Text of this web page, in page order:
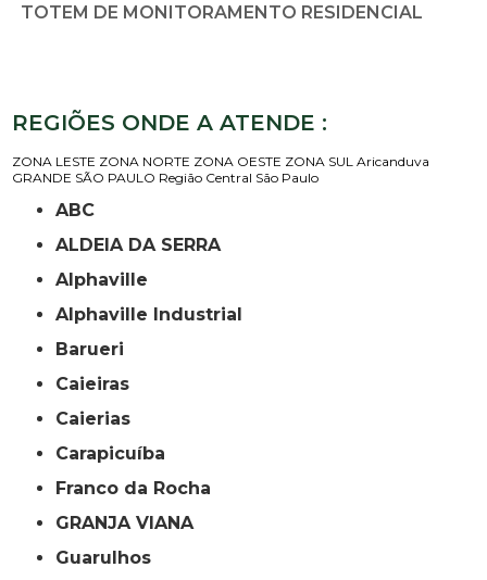
TOTEM DE MONITORAMENTO RESIDENCIAL
REGIÕES ONDE A ATENDE :
ZONA LESTE ZONA NORTE ZONA OESTE ZONA SUL Aricanduva
GRANDE SÃO PAULO Região Central São Paulo
ABC
ALDEIA DA SERRA
Alphaville
Alphaville Industrial
Barueri
Caieiras
Caierias
Carapicuíba
Franco da Rocha
GRANJA VIANA
Guarulhos